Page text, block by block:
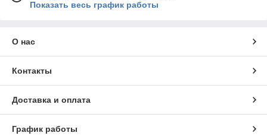
Показать весь график работы
О нас
Контакты
Доставка и оплата
График работы